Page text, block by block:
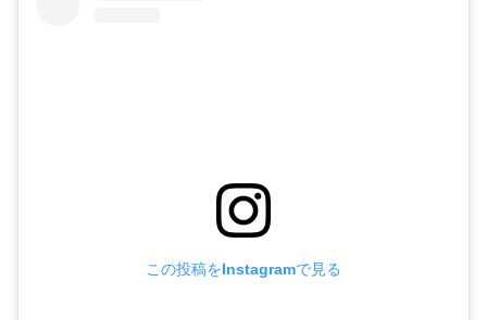
この投稿をInstagramで見る